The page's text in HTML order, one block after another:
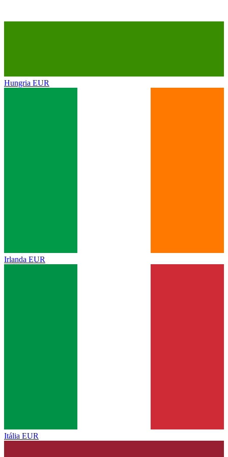
Hungria EUR
Irlanda EUR
Itália EUR